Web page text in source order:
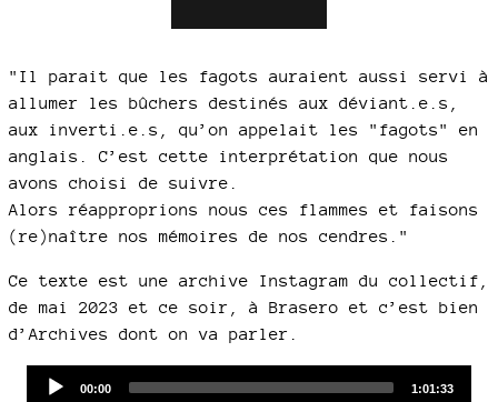
"Il parait que les fagots auraient aussi servi à
allumer les bûchers destinés aux déviant.e.s,
aux inverti.e.s, qu’on appelait les "fagots" en
anglais. C’est cette interprétation que nous
avons choisi de suivre.
Alors réapproprions nous ces flammes et faisons
(re)naître nos mémoires de nos cendres."
Ce texte est une archive Instagram du collectif,
de mai 2023 et ce soir, à Brasero et c’est bien
d’Archives dont on va parler.
Current
00:00
Total
1:01:33